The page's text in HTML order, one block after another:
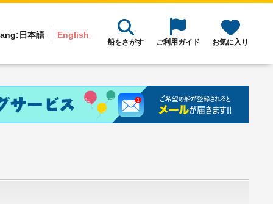
日本語 English
船をさがす ご利用ガイド お気に入り